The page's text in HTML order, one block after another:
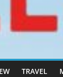
TRAVEL